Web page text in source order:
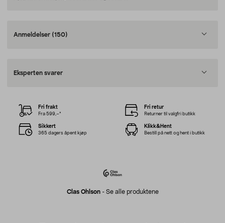
Anmeldelser (150)
Eksperten svarer
Clas Ohlson- Se alle produktene
Fri frakt
Fra 599,–*
Fri retur
Returner til valgfri butikk
Sikkert
365 dagers åpent kjøp
Klikk&Hent
Bestill på nett og hent i butikk